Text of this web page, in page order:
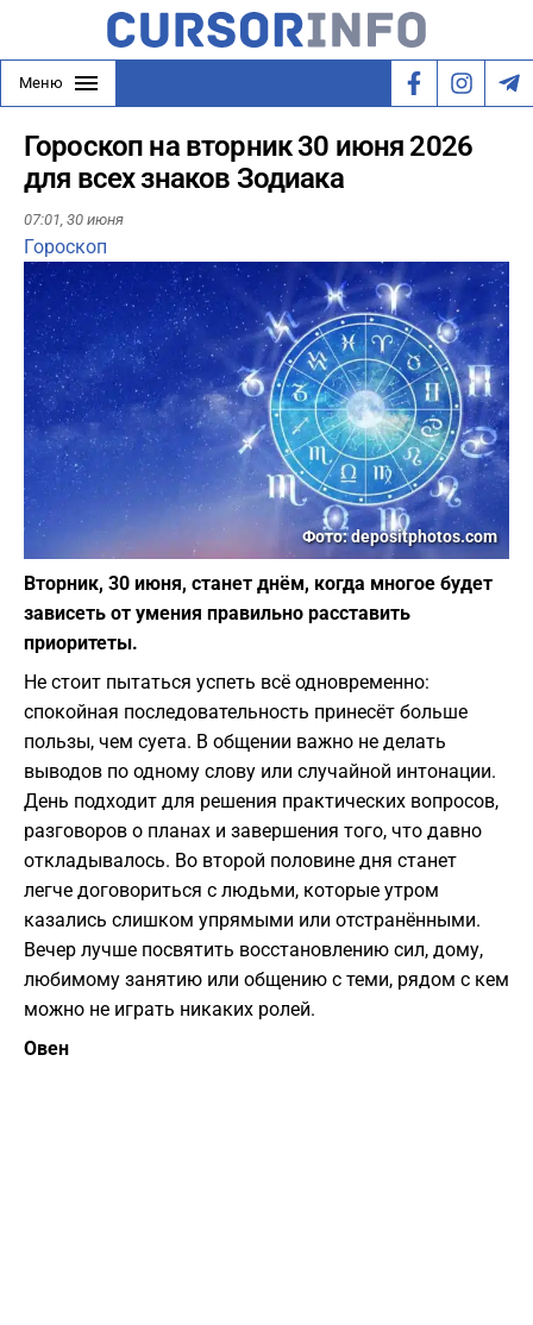
Меню
Гороскоп на вторник 30 июня 2026
для всех знаков Зодиака
07:01, 30 июня
Гороскоп
Фото: depositphotos.com
Вторник, 30 июня, станет днём, когда многое будет
зависеть от умения правильно расставить
приоритеты.
Не стоит пытаться успеть всё одновременно:
спокойная последовательность принесёт больше
пользы, чем суета. В общении важно не делать
выводов по одному слову или случайной интонации.
День подходит для решения практических вопросов,
разговоров о планах и завершения того, что давно
откладывалось. Во второй половине дня станет
легче договориться с людьми, которые утром
казались слишком упрямыми или отстранёнными.
Вечер лучше посвятить восстановлению сил, дому,
любимому занятию или общению с теми, рядом с кем
можно не играть никаких ролей.
Овен